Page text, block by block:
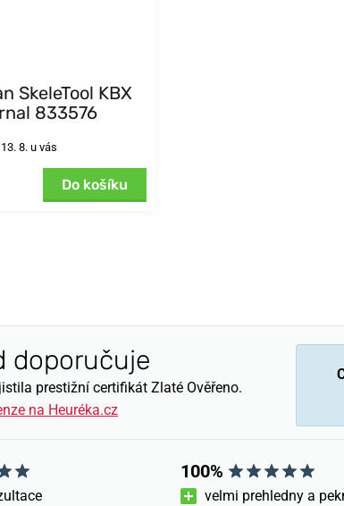
SkeleTool KBX
833576
8. u vás
Do košíku
doporučuje
prestižní certifikát Zlaté Ověřeno.
na Heuréka.cz
100%
velmi prehledny a